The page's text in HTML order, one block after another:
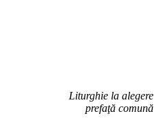
Liturghie la alegere
prefaţă comună